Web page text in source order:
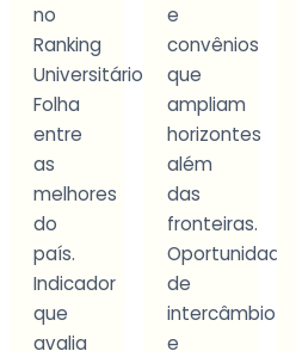
e
convênios
que
ampliam
horizontes
além
das
fronteiras.
Oportunidades
de
intercâmbio
e
Iniciativas
que
conectam
o
estudante
ao
mercado
desde
os